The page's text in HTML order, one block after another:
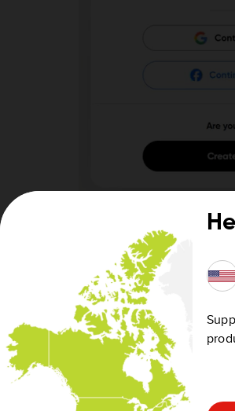
Ange din e-postadress
välj det.
Om du behöver ange
fönster.
En e-postbekräftelse
finns ett alternativ för att
lösenord är aktiv i 24
Logga in på